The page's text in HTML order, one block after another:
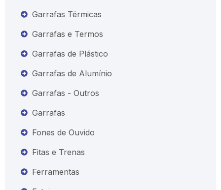
Garrafas Térmicas
Garrafas e Termos
Garrafas de Plástico
Garrafas de Alumínio
Garrafas - Outros
Garrafas
Fones de Ouvido
Fitas e Trenas
Ferramentas